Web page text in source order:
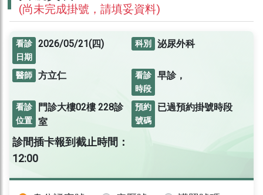
(尚未完成掛號，請填妥資料)
看診
日期
2026/05/21(四) 科別 泌尿外科
醫師 方立仁
看診
時段
早診，
看診
位置
門診大樓02樓228診
室
預約
號碼
已過預約掛號時段
診間插卡報到截止時間：
12:00